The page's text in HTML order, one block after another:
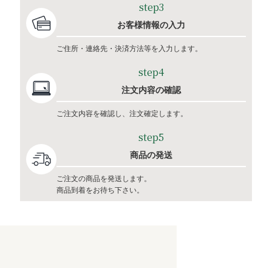
step3
お客様情報の入力
ご住所・連絡先・決済方法等を入力します。
step4
注文内容の確認
ご注文内容を確認し、注文確定します。
step5
商品の発送
ご注文の商品を発送します。
商品到着をお待ち下さい。